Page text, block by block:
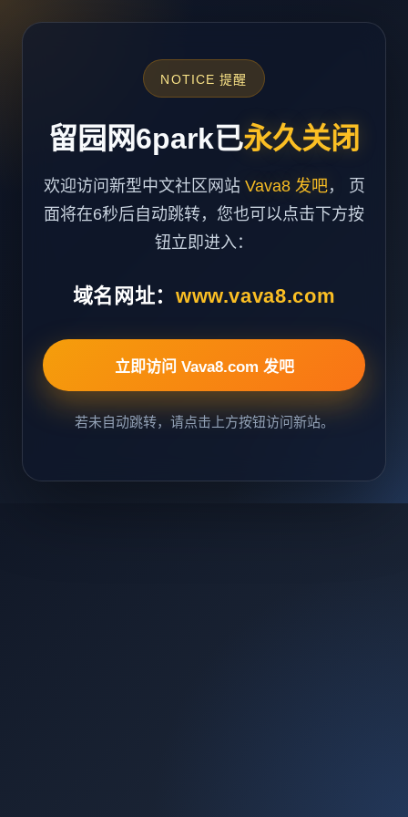
NOTICE 提醒
留园网6park已永久关闭
欢迎访问新型中文社区网站 Vava8 发吧， 页
面将在6秒后自动跳转，您也可以点击下方按
钮立即进入：
域名网址： www.vava8.com
立即访问 Vava8.com 发吧
若未自动跳转，请点击上方按钮访问新站。